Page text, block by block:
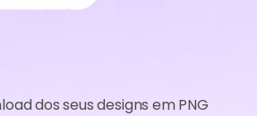
dos seus designs em PNG